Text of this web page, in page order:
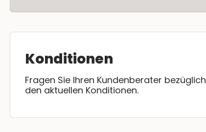
Konditionen
Fragen Sie Ihren Kundenberater bezüglich
den aktuellen Konditionen.